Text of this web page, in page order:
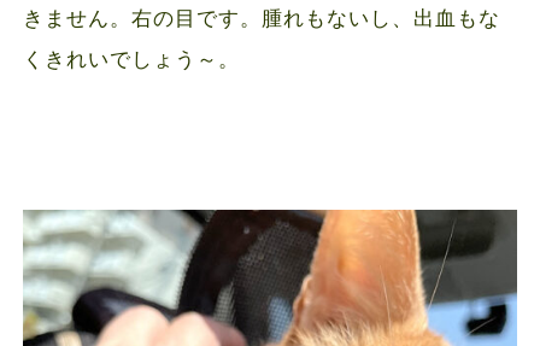
きません。右の目です。腫れもないし、出血もな
くきれいでしょう～。